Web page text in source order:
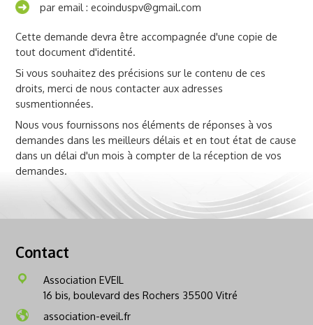
par email : ecoinduspv@gmail.com
Cette demande devra être accompagnée d'une copie de
tout document d'identité.
Si vous souhaitez des précisions sur le contenu de ces
droits, merci de nous contacter aux adresses
susmentionnées.
Nous vous fournissons nos éléments de réponses à vos
demandes dans les meilleurs délais et en tout état de cause
dans un délai d'un mois à compter de la réception de vos
demandes.
Contact
Association EVEIL
16 bis, boulevard des Rochers 35500 Vitré
association-eveil.fr